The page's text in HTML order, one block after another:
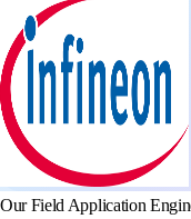
Our Field Application